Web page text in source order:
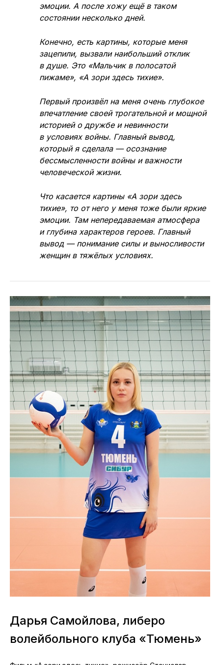
эмоции. А после хожу ещё в таком
состоянии несколько дней.
Конечно, есть картины, которые меня
зацепили, вызвали наибольший отклик
в душе. Это «Мальчик в полосатой
пижаме», «А зори здесь тихие».
Первый произвёл на меня очень глубокое
впечатление своей трогательной и мощной
историей о дружбе и невинности
в условиях войны. Главный вывод,
который я сделала — осознание
бессмысленности войны и важности
человеческой жизни.
Что касается картины «А зори здесь
тихие», то от него у меня тоже были яркие
эмоции. Там непередаваемая атмосфера
и глубина характеров героев. Главный
вывод — понимание силы и выносливости
женщин в тяжёлых условиях.
Дарья Самойлова, либеро
волейбольного клуба «Тюмень»